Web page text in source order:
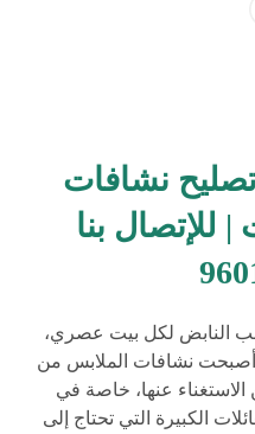
نشافات
بنا
النابض لكل بيت عصري،
أصبحت نشافات الملابس من
الاستغناء عنها، خاصة في
الكبيرة التي تحتاج إلى